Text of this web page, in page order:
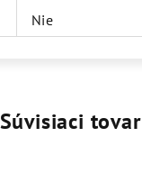
Nie
Súvisiaci tovar